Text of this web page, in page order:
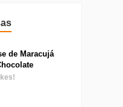
de Maracujá